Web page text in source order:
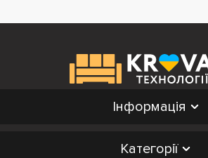
Інформація
Категорії